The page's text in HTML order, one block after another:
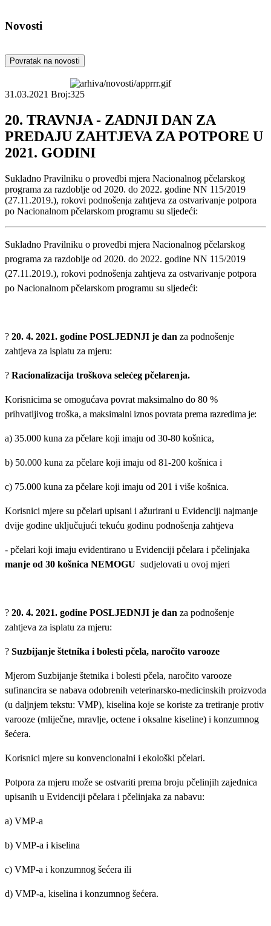
Novosti
Povratak na novosti
31.03.2021 Broj:325
20. TRAVNJA - ZADNJI DAN ZA
PREDAJU ZAHTJEVA ZA POTPORE U
2021. GODINI
Sukladno Pravilniku o provedbi mjera Nacionalnog pčelarskog
programa za razdoblje od 2020. do 2022. godine NN 115/2019
(27.11.2019.), rokovi podnošenja zahtjeva za ostvarivanje potpora
po Nacionalnom pčelarskom programu su sljedeći:
Sukladno Pravilniku o provedbi mjera Nacionalnog pčelarskog
programa za razdoblje od 2020. do 2022. godine NN 115/2019
(27.11.2019.), rokovi podnošenja zahtjeva za ostvarivanje potpora
po Nacionalnom pčelarskom programu su sljedeći:
? 20. 4. 2021. godine POSLJEDNJI je dan za podnošenje
zahtjeva za isplatu za mjeru:
? Racionalizacija troškova selećeg pčelarenja.
Korisnicima se omogućava povrat maksimalno do 80 %
prihvatljivog troška, a maksimalni iznos povrata prema razredima je:
a) 35.000 kuna za pčelare koji imaju od 30-80 košnica,
b) 50.000 kuna za pčelare koji imaju od 81-200 košnica i
c) 75.000 kuna za pčelare koji imaju od 201 i više košnica.
Korisnici mjere su pčelari upisani i ažurirani u Evidenciji najmanje
dvije godine uključujući tekuću godinu podnošenja zahtjeva
- pčelari koji imaju evidentirano u Evidenciji pčelara i pčelinjaka
manje od 30 košnica NEMOGU sudjelovati u ovoj mjeri
? 20. 4. 2021. godine POSLJEDNJI je dan za podnošenje
zahtjeva za isplatu za mjeru:
? Suzbijanje štetnika i bolesti pčela, naročito varooze
Mjerom Suzbijanje štetnika i bolesti pčela, naročito varooze
sufinancira se nabava odobrenih veterinarsko-medicinskih proizvoda
(u daljnjem tekstu: VMP), kiselina koje se koriste za tretiranje protiv
varooze (mliječne, mravlje, octene i oksalne kiseline) i konzumnog
šećera.
Korisnici mjere su konvencionalni i ekološki pčelari.
Potpora za mjeru može se ostvariti prema broju pčelinjih zajednica
upisanih u Evidenciji pčelara i pčelinjaka za nabavu:
a) VMP-a
b) VMP-a i kiselina
c) VMP-a i konzumnog šećera ili
d) VMP-a, kiselina i konzumnog šećera.